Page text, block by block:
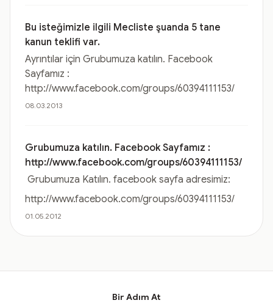
Bu isteğimizle ilgili Mecliste şuanda 5 tane
kanun teklifi var.
Ayrıntılar için Grubumuza katılın. Facebook
Sayfamız :
http://www.facebook.com/groups/60394111153/
08.03.2013
Grubumuza katılın. Facebook Sayfamız :
http://www.facebook.com/groups/60394111153/
Grubumuza Katılın. facebook sayfa adresimiz:
http://www.facebook.com/groups/60394111153/
01.05.2012
Bir Adım At